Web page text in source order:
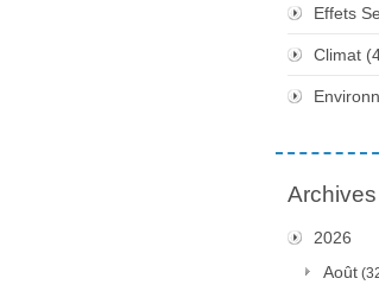
Effets
Climat
Archives
2026
Août